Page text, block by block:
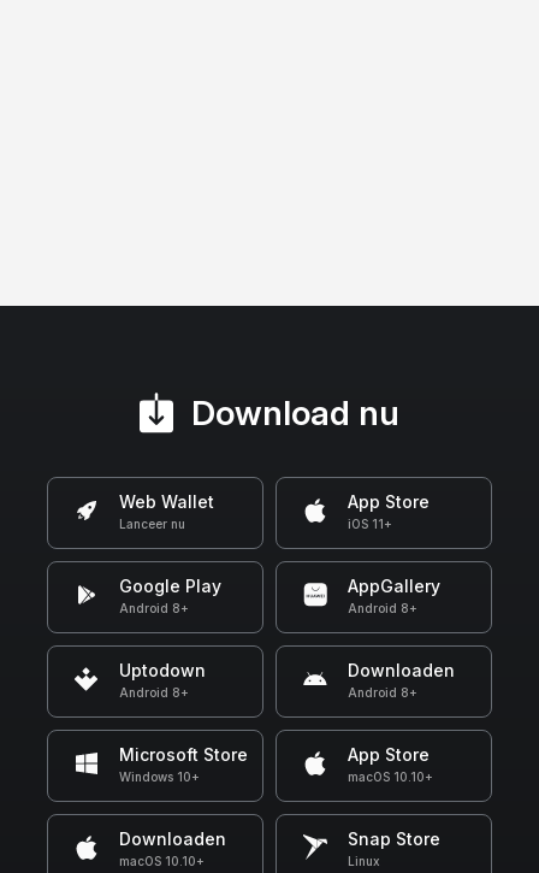
Download nu
Web Wallet
Lanceer nu
App Store
iOS 11+
Google Play
Android 8+
AppGallery
Android 8+
Uptodown
Android 8+
Downloaden
Android 8+
Microsoft Store
Windows 10+
App Store
macOS 10.10+
Downloaden
macOS 10.10+
Snap Store
Linux